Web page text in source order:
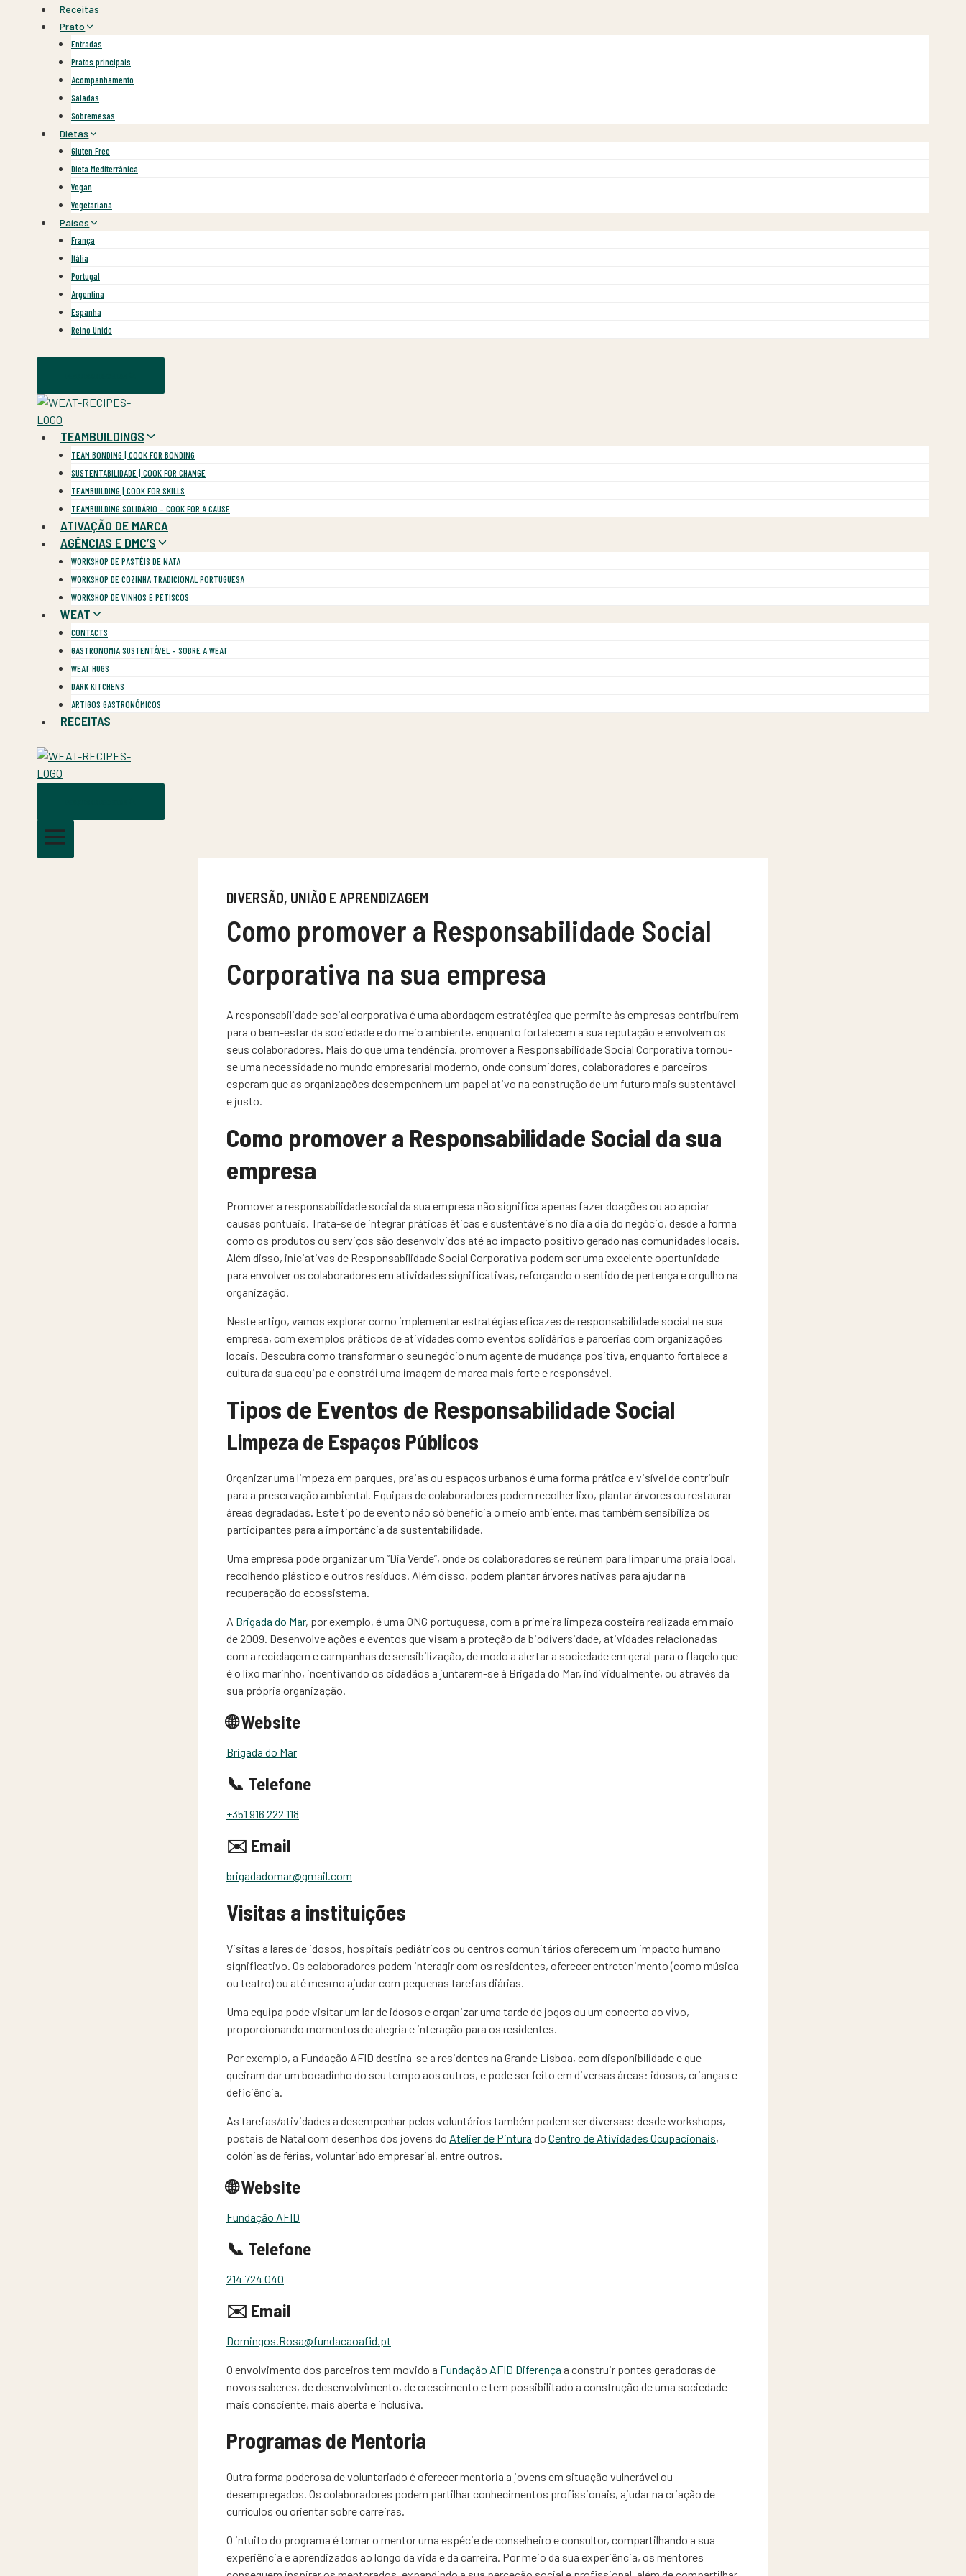
Receitas
Prato
Entradas
Pratos principais
Acompanhamento
Saladas
Sobremesas
Dietas
Gluten Free
Dieta Mediterrânica
Vegan
Vegetariana
Países
França
Itália
Portugal
Argentina
Espanha
Reino Unido
TEAMBUILDINGS
TEAM BONDING | COOK FOR BONDING
SUSTENTABILIDADE | COOK FOR CHANGE
TEAMBUILDING | COOK FOR SKILLS
TEAMBUILDING SOLIDÁRIO – COOK FOR A CAUSE
ATIVAÇÃO DE MARCA
AGÊNCIAS E DMC’S
WORKSHOP DE PASTÉIS DE NATA
WORKSHOP DE COZINHA TRADICIONAL PORTUGUESA
WORKSHOP DE VINHOS E PETISCOS
WEAT
CONTACTS
GASTRONOMIA SUSTENTÁVEL – SOBRE A WEAT
WEAT HUGS
DARK KITCHENS
ARTIGOS GASTRONÓMICOS
RECEITAS
DIVERSÃO, UNIÃO E APRENDIZAGEM
Como promover a Responsabilidade Social
Corporativa na sua empresa
A responsabilidade social corporativa é uma abordagem estratégica que permite às empresas contribuírem
para o bem-estar da sociedade e do meio ambiente, enquanto fortalecem a sua reputação e envolvem os
seus colaboradores. Mais do que uma tendência, promover a Responsabilidade Social Corporativa tornou-
se uma necessidade no mundo empresarial moderno, onde consumidores, colaboradores e parceiros
esperam que as organizações desempenhem um papel ativo na construção de um futuro mais sustentável
e justo.
Como promover a Responsabilidade Social da sua
empresa
Promover a responsabilidade social da sua empresa não significa apenas fazer doações ou ao apoiar
causas pontuais. Trata-se de integrar práticas éticas e sustentáveis no dia a dia do negócio, desde a forma
como os produtos ou serviços são desenvolvidos até ao impacto positivo gerado nas comunidades locais.
Além disso, iniciativas de Responsabilidade Social Corporativa podem ser uma excelente oportunidade
para envolver os colaboradores em atividades significativas, reforçando o sentido de pertença e orgulho na
organização.
Neste artigo, vamos explorar como implementar estratégias eficazes de responsabilidade social na sua
empresa, com exemplos práticos de atividades como eventos solidários e parcerias com organizações
locais. Descubra como transformar o seu negócio num agente de mudança positiva, enquanto fortalece a
cultura da sua equipa e constrói uma imagem de marca mais forte e responsável.
Tipos de Eventos de Responsabilidade Social
Limpeza de Espaços Públicos
Organizar uma limpeza em parques, praias ou espaços urbanos é uma forma prática e visível de contribuir
para a preservação ambiental. Equipas de colaboradores podem recolher lixo, plantar árvores ou restaurar
áreas degradadas. Este tipo de evento não só beneficia o meio ambiente, mas também sensibiliza os
participantes para a importância da sustentabilidade.
Uma empresa pode organizar um “Dia Verde”, onde os colaboradores se reúnem para limpar uma praia local,
recolhendo plástico e outros resíduos. Além disso, podem plantar árvores nativas para ajudar na
recuperação do ecossistema.
A Brigada do Mar, por exemplo, é uma ONG portuguesa, com a primeira limpeza costeira realizada em maio
de 2009. Desenvolve ações e eventos que visam a proteção da biodiversidade, atividades relacionadas
com a reciclagem e campanhas de sensibilização, de modo a alertar a sociedade em geral para o flagelo que
é o lixo marinho, incentivando os cidadãos a juntarem-se à Brigada do Mar, individualmente, ou através da
sua própria organização.
🌐 Website
Brigada do Mar
📞 Telefone
+351 916 222 118
✉️ Email
brigadadomar@gmail.com
Visitas a instituições
Visitas a lares de idosos, hospitais pediátricos ou centros comunitários oferecem um impacto humano
significativo. Os colaboradores podem interagir com os residentes, oferecer entretenimento (como música
ou teatro) ou até mesmo ajudar com pequenas tarefas diárias.
Uma equipa pode visitar um lar de idosos e organizar uma tarde de jogos ou um concerto ao vivo,
proporcionando momentos de alegria e interação para os residentes.
Por exemplo, a Fundação AFID destina-se a residentes na Grande Lisboa, com disponibilidade e que
queiram dar um bocadinho do seu tempo aos outros, e pode ser feito em diversas áreas: idosos, crianças e
deficiência.
As tarefas/atividades a desempenhar pelos voluntários também podem ser diversas: desde workshops,
postais de Natal com desenhos dos jovens do Atelier de Pintura do Centro de Atividades Ocupacionais,
colónias de férias, voluntariado empresarial, entre outros.
🌐 Website
Fundação AFID
📞 Telefone
214 724 040
✉️ Email
Domingos.Rosa@fundacaoafid.pt
O envolvimento dos parceiros tem movido a Fundação AFID Diferença a construir pontes geradoras de
novos saberes, de desenvolvimento, de crescimento e tem possibilitado a construção de uma sociedade
mais consciente, mais aberta e inclusiva.
Programas de Mentoria
Outra forma poderosa de voluntariado é oferecer mentoria a jovens em situação vulnerável ou
desempregados. Os colaboradores podem partilhar conhecimentos profissionais, ajudar na criação de
currículos ou orientar sobre carreiras.
O intuito do programa é tornar o mentor uma espécie de conselheiro e consultor, compartilhando a sua
experiência e aprendizados ao longo da vida e da carreira. Por meio da sua experiência, os mentores